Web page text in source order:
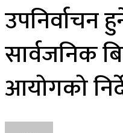
उपनिर्वाचन
सार्वजनिक
आयोगको